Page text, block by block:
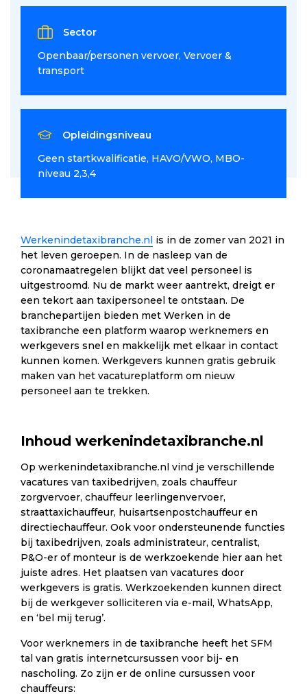
Werkenindetaxibranche.nl is in de zomer van 2021 in
het leven geroepen. In de nasleep van de
coronamaatregelen blijkt dat veel personeel is
uitgestroomd. Nu de markt weer aantrekt, dreigt er
een tekort aan taxipersoneel te ontstaan. De
branchepartijen bieden met Werken in de
taxibranche een platform waarop werknemers en
werkgevers snel en makkelijk met elkaar in contact
kunnen komen. Werkgevers kunnen gratis gebruik
maken van het vacatureplatform om nieuw
personeel aan te trekken.
Inhoud werkenindetaxibranche.nl
Op werkenindetaxibranche.nl vind je verschillende
vacatures van taxibedrijven, zoals chauffeur
zorgvervoer, chauffeur leerlingenvervoer,
straattaxichauffeur, huisartsenpostchauffeur en
directiechauffeur. Ook voor ondersteunende functies
bij taxibedrijven, zoals administrateur, centralist,
P&O-er of monteur is de werkzoekende hier aan het
juiste adres. Het plaatsen van vacatures door
werkgevers is gratis. Werkzoekenden kunnen direct
bij de werkgever solliciteren via e-mail, WhatsApp,
en ‘bel mij terug’.
Voor werknemers in de taxibranche heeft het SFM
tal van gratis internetcursussen voor bij- en
nascholing. Zo zijn er de online cursussen voor
chauffeurs:
Sector
Openbaar/personen vervoer Vervoer &
transport
Opleidingsniveau
Geen startkwalificatie HAVO/VWO MBO-
niveau 2,3,4